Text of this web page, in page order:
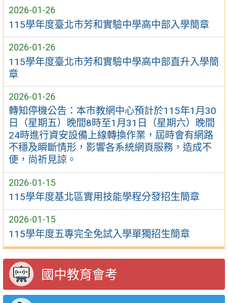
2026-01-26
115學年度臺北市芳和實驗中學高中部入學簡章
2026-01-26
115學年度臺北市芳和實驗中學高中部直升入學簡
章
2026-01-26
轉知停機公告：本市教網中心預計於115年1月30
日（星期五）晚間8時至1月31日（星期六）晚間
24時進行資安設備上線轉換作業，屆時會有網路
不穩及瞬斷情形，影響各系統網頁服務，造成不
便，尚祈見諒。
2026-01-15
115學年度基北區實用技能學程分發招生簡章
2026-01-15
115學年度五專完全免試入學單獨招生簡章
國中教育會考